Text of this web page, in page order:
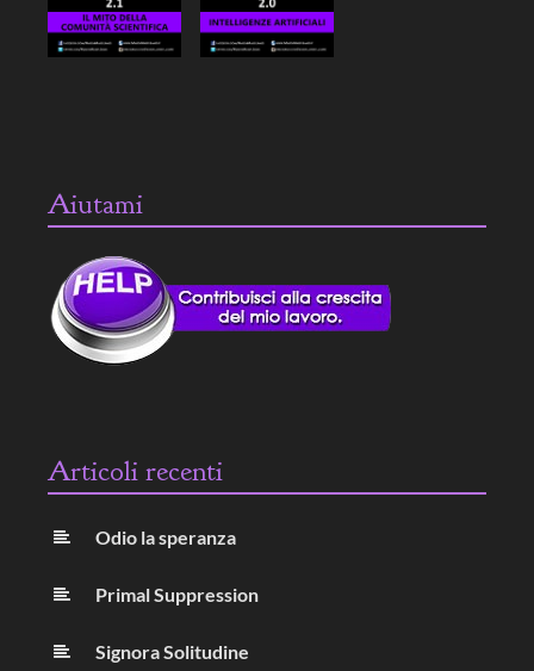
Aiutami
Articoli recenti
Odio la speranza
Primal Suppression
Signora Solitudine